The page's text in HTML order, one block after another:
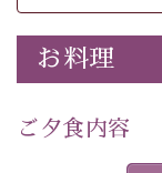
上諏訪温泉しん
引でお泊まりい
ります。
温かいおもてなし
ご滞在を楽しみ
お料理
ご夕食内容